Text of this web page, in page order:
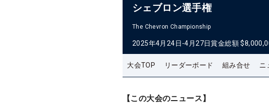
シェブロン選手権
The Chevron Championship
2025年4月24日-4月27日賞金総額
大会TOP リーダーボード 組み合せ ニ
【この大会のニュース】